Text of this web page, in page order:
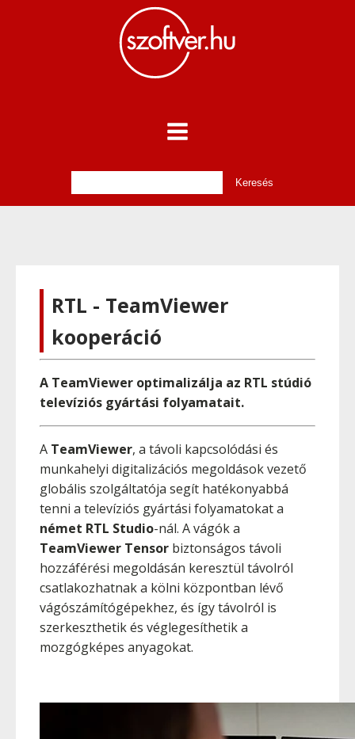
RTL - TeamViewer
kooperáció
A TeamViewer optimalizálja az RTL stúdió
televíziós gyártási folyamatait.
A TeamViewer, a távoli kapcsolódási és
munkahelyi digitalizációs megoldások vezető
globális szolgáltatója segít hatékonyabbá
tenni a televíziós gyártási folyamatokat a
német RTL Studio-nál. A vágók a
TeamViewer Tensor biztonságos távoli
hozzáférési megoldásán keresztül távolról
csatlakozhatnak a kölni központban lévő
vágószámítógépekhez, és így távolról is
szerkeszthetik és véglegesíthetik a
mozgógképes anyagokat.